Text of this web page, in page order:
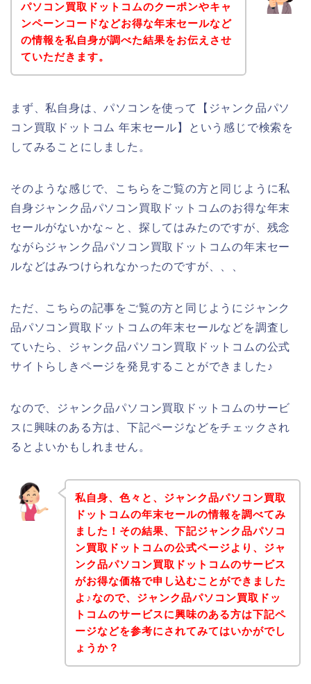
パソコン買取ドットコムのクーポンやキャ
ンペーンコードなどお得な年末セールなど
の情報を私自身が調べた結果をお伝えさせ
ていただきます。
まず、私自身は、パソコンを使って【ジャンク品パソ
コン買取ドットコム 年末セール】という感じで検索を
してみることにしました。
そのような感じで、こちらをご覧の方と同じように私
自身ジャンク品パソコン買取ドットコムのお得な年末
セールがないかな～と、探してはみたのですが、残念
ながらジャンク品パソコン買取ドットコムの年末セー
ルなどはみつけられなかったのですが、、、
ただ、こちらの記事をご覧の方と同じようにジャンク
品パソコン買取ドットコムの年末セールなどを調査し
ていたら、ジャンク品パソコン買取ドットコムの公式
サイトらしきページを発見することができました♪
なので、ジャンク品パソコン買取ドットコムのサービ
スに興味のある方は、下記ページなどをチェックされ
るとよいかもしれません。
私自身、色々と、ジャンク品パソコン買取
ドットコムの年末セールの情報を調べてみ
ました！その結果、下記ジャンク品パソコ
ン買取ドットコムの公式ページより、ジャ
ンク品パソコン買取ドットコムのサービス
がお得な価格で申し込むことができました
よ♪なので、ジャンク品パソコン買取ドッ
トコムのサービスに興味のある方は下記ペ
ージなどを参考にされてみてはいかがでし
ょうか？